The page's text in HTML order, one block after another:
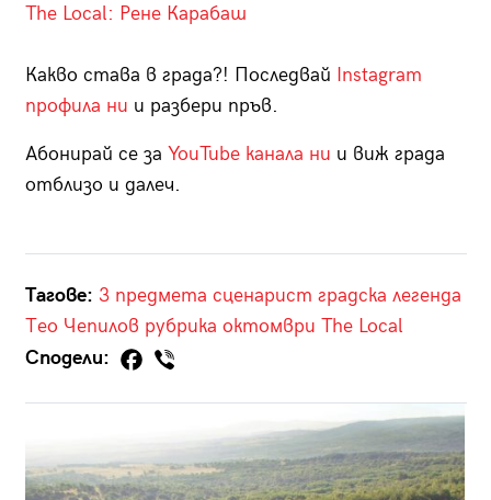
The Local: Рене Карабаш
Какво става в града?! Последвай Instagram
профила ни и разбери пръв.
Абонирай се за YouTube канала ни и виж града
отблизо и далеч.
Тагове: 3 предмета сценарист градска легенда
Тео Чепилов рубрика октомври The Local
Сподели: